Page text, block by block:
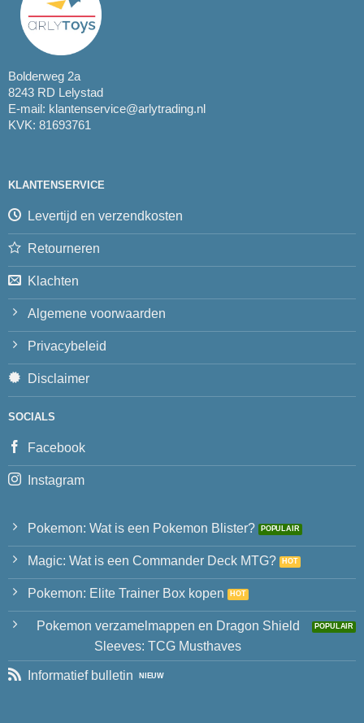
Bolderweg 2a
8243 RD Lelystad
E-mail: klantenservice@arlytrading.nl
KVK: 81693761
KLANTENSERVICE
Levertijd en verzendkosten
Retourneren
Klachten
Algemene voorwaarden
Privacybeleid
Disclaimer
SOCIALS
Facebook
Instagram
Pokemon: Wat is een Pokemon Blister?
Magic: Wat is een Commander Deck MTG?
Pokemon: Elite Trainer Box kopen
Pokemon verzamelmappen en Dragon Shield
Sleeves: TCG Musthaves
Informatief bulletin